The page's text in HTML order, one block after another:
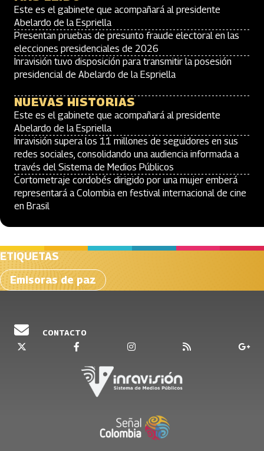
Este es el gabinete que acompañará al presidente
Abelardo de la Espriella
Presentan pruebas de presunto fraude electoral en las
elecciones presidenciales de 2026
Inravisión tuvo disposición para transmitir la posesión
presidencial de Abelardo de la Espriella
NUEVAS HISTORIAS
Este es el gabinete que acompañará al presidente
Abelardo de la Espriella
Inravisión supera los 11 millones de seguidores en sus
redes sociales, consolidando una audiencia informada a
través del Sistema de Medios Públicos
Cortometraje cordobés dirigido por una mujer emberá
representará a Colombia en festival internacional de cine
en Brasil
ETIQUETAS
Emisoras de paz
CONTACTO